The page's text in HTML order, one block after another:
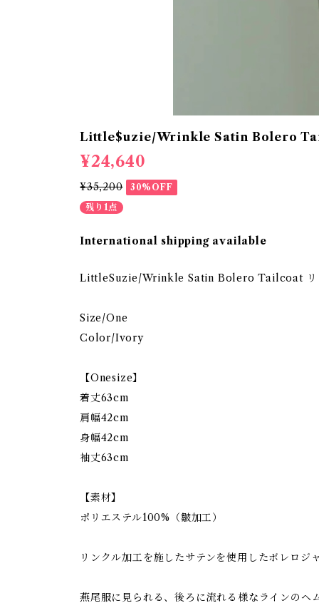
Little$uzie/Wrinkle Satin Bolero
¥24,640
¥35,200
30%OFF
残り1点
International shipping available
LittleSuzie/Wrinkle Satin Bolero Tailcoat リト
Size/One
Color/Ivory
【Onesize】
着丈63cm
肩幅42cm
身幅42cm
袖丈63cm
【素材】
ポリエステル100%（皺加工）
リンクル加工を施したサテンを使用したボレロジ
燕尾服に見られる、後ろに流れる様なラインのヘ